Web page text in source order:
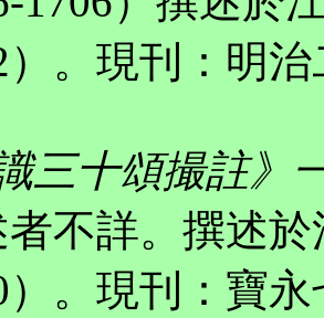
）。現刊：明
三十頌撮註》
詳。撰述於
）。現刊：寶